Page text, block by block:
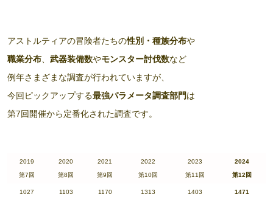
アストルティアの冒険者たちの性別・種族分布や
職業分布
武器装備数やモンスター討伐数など
例年さまざまな調査が行われていますが、
今回ピックアップする最強パラメータ調査部門は
第7回開催から定番化された調査です。
2019
第7回
2020
第8回
2021
第9回
2022
第10回
2023
第11回
2024
第12回
1027 1103 1170 1313 1403 1471